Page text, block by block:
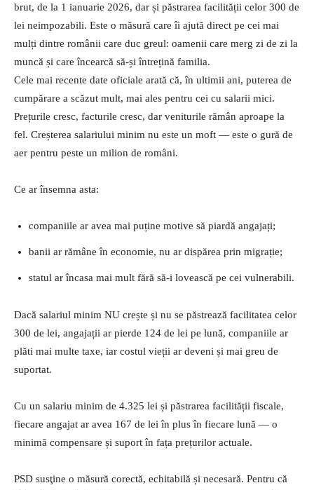
brut, de la 1 ianuarie 2026, dar și păstrarea facilității celor 300 de
lei neimpozabili. Este o măsură care îi ajută direct pe cei mai
mulți dintre românii care duc greul: oamenii care merg zi de zi la
muncă și care încearcă să-și întrețină familia.
Cele mai recente date oficiale arată că, în ultimii ani, puterea de
cumpărare a scăzut mult, mai ales pentru cei cu salarii mici.
Prețurile cresc, facturile cresc, dar veniturile rămân aproape la
fel. Creșterea salariului minim nu este un moft — este o gură de
aer pentru peste un milion de români.
Ce ar însemna asta:
companiile ar avea mai puține motive să piardă angajați;
banii ar rămâne în economie, nu ar dispărea prin migrație;
statul ar încasa mai mult fără să-i lovească pe cei vulnerabili.
Dacă salariul minim NU crește și nu se păstrează facilitatea celor
300 de lei, angajații ar pierde 124 de lei pe lună, companiile ar
plăti mai multe taxe, iar costul vieții ar deveni și mai greu de
suportat.
Cu un salariu minim de 4.325 lei și păstrarea facilității fiscale,
fiecare angajat ar avea 167 de lei în plus în fiecare lună — o
minimă compensare și suport în fața prețurilor actuale.
PSD susţine o măsură corectă, echitabilă și necesară. Pentru că